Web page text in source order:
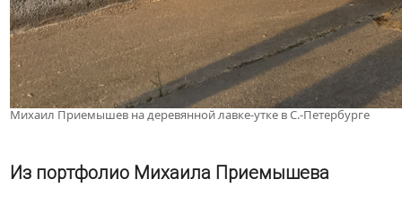
Михаил Приемышев на деревянной лавке-утке в С.-Петербурге
Из портфолио Михаила Приемышева